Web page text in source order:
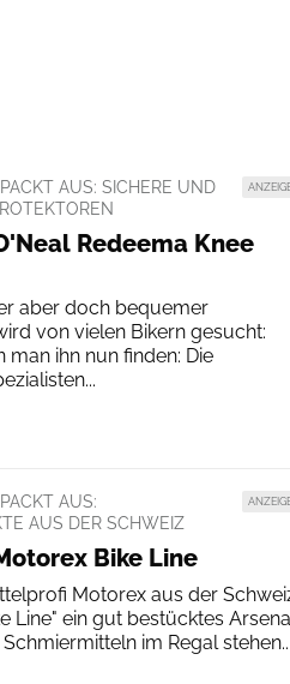
AUS: SICHERE UND
Redeema Knee
aber doch bequemer
von vielen Bikern gesucht:
man ihn nun finden: Die
AUS:
AUS DER SCHWEIZ
Bike Line
Motorex aus der
Line" ein gut bestücktes
im Regal